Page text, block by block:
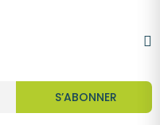
S’ABONNER